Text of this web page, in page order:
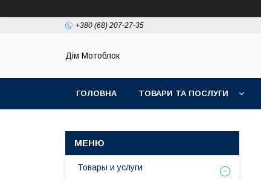
+380 (68) 207-27-35
Дім Мотоблок
ГОЛОВНА ТОВАРИ ТА ПОСЛУГИ
Товары и услуги